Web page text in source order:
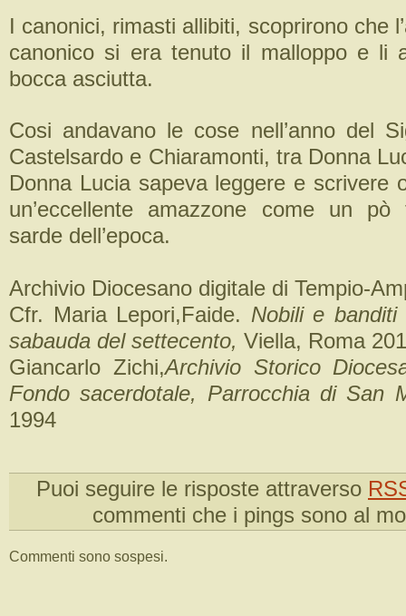
I canonici, rimasti allibiti, scoprirono che
canonico si era tenuto il malloppo e li
bocca asciutta.
Cosi andavano le cose nell’anno del
Castelsardo e Chiaramonti, tra Donna
Donna Lucia sapeva leggere e scrivere
un’eccellente amazzone come un
sarde dell’epoca.
Archivio Diocesano digitale di Tempio-
Cfr. Maria Lepori,Faide. Nobili e banditi
sabauda del settecento, Viella, Roma
Giancarlo Zichi,Archivio Storico
Fondo sacerdotale, Parrocchia di San
1994
Puoi seguire le risposte attraverso
commenti che i pings sono al
Commenti sono sospesi.